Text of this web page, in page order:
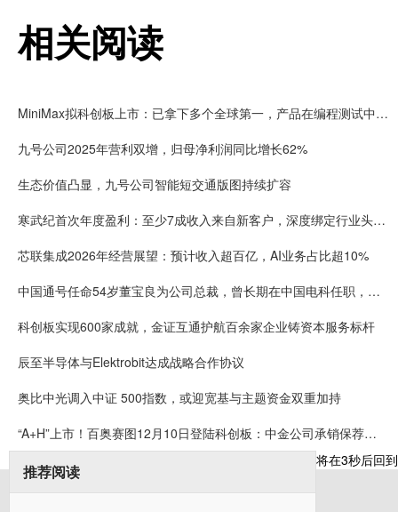
相关阅读
MiniMax拟科创板上市：已拿下多个全球第一，产品在编程测试中刷新行业记录，已服务逾2.36亿用户
九号公司2025年营利双增，归母净利润同比增长62%
生态价值凸显，九号公司智能短交通版图持续扩容
寒武纪首次年度盈利：至少7成收入来自新客户，深度绑定行业头部客户，行业整体盈利曙光初现
芯联集成2026年经营展望：预计收入超百亿，AI业务占比超10%
中国通号任命54岁董宝良为公司总裁，曾长期在中国电科任职，董事长楼齐良63岁，2024年薪酬57万
科创板实现600家成就，金证互通护航百余家企业铸资本服务标杆
辰至半导体与Elektrobit达成战略合作协议
奥比中光调入中证 500指数，或迎宽基与主题资金双重加持
“A+H”上市！百奥赛图12月10日登陆科创板：中金公司承销保荐费9850万元 保代为漆遥、张韦弦
推荐阅读
将在3秒后回